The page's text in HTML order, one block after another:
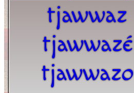
tjawwaz
tjawwazé
tjawwazo